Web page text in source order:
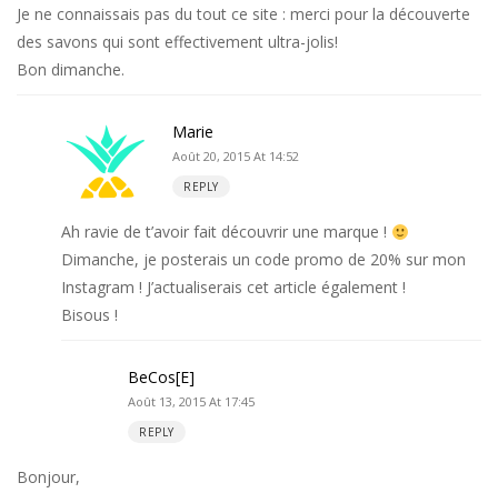
Je ne connaissais pas du tout ce site : merci pour la découverte
des savons qui sont effectivement ultra-jolis!
Bon dimanche.
Marie
Août 20, 2015 At 14:52
REPLY
Ah ravie de t’avoir fait découvrir une marque !
Dimanche, je posterais un code promo de 20% sur mon
Instagram ! J’actualiserais cet article également !
Bisous !
BeCos[E]
Août 13, 2015 At 17:45
REPLY
Bonjour,